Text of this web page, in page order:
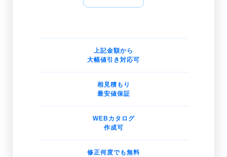
上記金額から
大幅値引き対応可
相見積もり
最安値保証
WEBカタログ
作成可
修正何度でも無料